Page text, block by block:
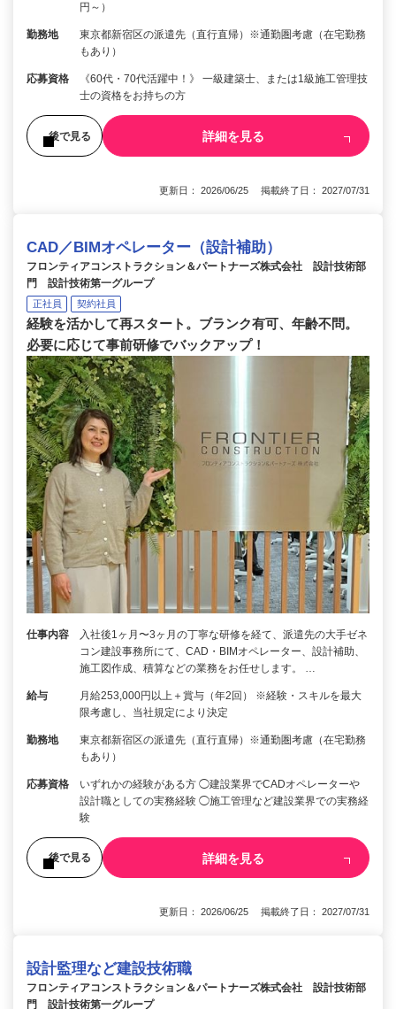
円～）
勤務地
東京都新宿区の派遣先（直行直帰）※通勤圏考慮（在宅勤務
もあり）
応募資格
《60代・70代活躍中！》 一級建築士、または1級施工管理技
士の資格をお持ちの方
後で見る 詳細を見る
更新日： 2026/06/25 掲載終了日： 2027/07/31
CAD／BIMオペレーター（設計補助）
フロンティアコンストラクション＆パートナーズ株式会社 設計技術部
門 設計技術第一グループ
正社員 契約社員
経験を活かして再スタート。ブランク有可、年齢不問。
必要に応じて事前研修でバックアップ！
仕事内容
入社後1ヶ月〜3ヶ月の丁寧な研修を経て、派遣先の大手ゼネ
コン建設事務所にて、CAD・BIMオペレーター、設計補助、
施工図作成、積算などの業務をお任せします。 …
給与
月給253,000円以上＋賞与（年2回） ※経験・スキルを最大
限考慮し、当社規定により決定
勤務地
東京都新宿区の派遣先（直行直帰）※通勤圏考慮（在宅勤務
もあり）
応募資格
いずれかの経験がある方 ◯建設業界でCADオペレーターや
設計職としての実務経験 ◯施工管理など建設業界での実務経
験
後で見る 詳細を見る
更新日： 2026/06/25 掲載終了日： 2027/07/31
設計監理など建設技術職
フロンティアコンストラクション＆パートナーズ株式会社 設計技術部
門 設計技術第一グループ